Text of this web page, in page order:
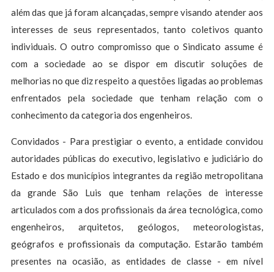
além das que já foram alcançadas, sempre visando atender aos
interesses de seus representados, tanto coletivos quanto
individuais. O outro compromisso que o Sindicato assume é
com a sociedade ao se dispor em discutir soluções de
melhorias no que diz respeito a questões ligadas ao problemas
enfrentados pela sociedade que tenham relação com o
conhecimento da categoria dos engenheiros.
Convidados - Para prestigiar o evento, a entidade convidou
autoridades públicas do executivo, legislativo e judiciário do
Estado e dos municípios integrantes da região metropolitana
da grande São Luis que tenham relações de interesse
articulados com a dos profissionais da área tecnológica, como
engenheiros, arquitetos, geólogos, meteorologistas,
geógrafos e profissionais da computação. Estarão também
presentes na ocasião, as entidades de classe - em nível